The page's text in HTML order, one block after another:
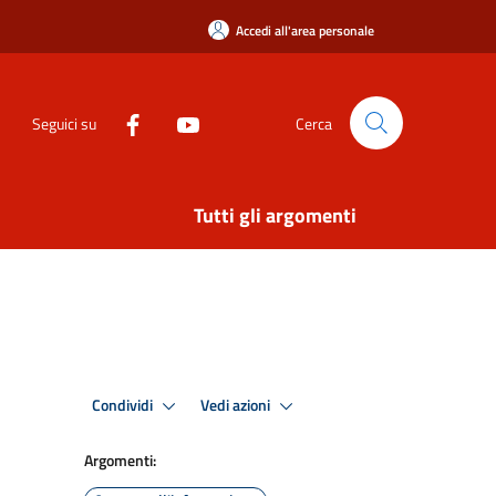
Accedi all'area personale
Seguici su Cerca
Tutti gli argomenti
Condividi Vedi azioni
Argomenti: